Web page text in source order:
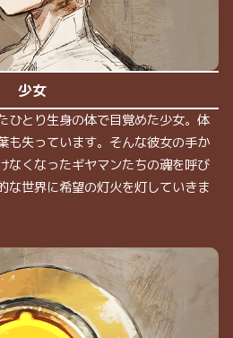
少女
ひとり生身の体で目覚めた少女。体
も失っています。そんな彼女の手か
なくなったギヤマンたちの魂を呼び
な世界に希望の灯火を灯していきま